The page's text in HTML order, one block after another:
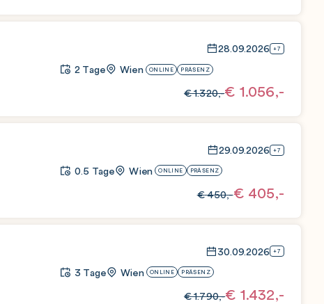
2 Tage Wien ONLINE PRÄSENZ
28.09.2026 +7
€ 1.056,-
€1.320,-
0.5 Tage Wien ONLINE PRÄSENZ
29.09.2026 +7
€ 405,-
€450,-
3 Tage Wien ONLINE PRÄSENZ
30.09.2026 +7
€ 1.432,-
€1.790,-